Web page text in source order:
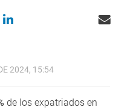
2024, 15:54
de los expatriados en